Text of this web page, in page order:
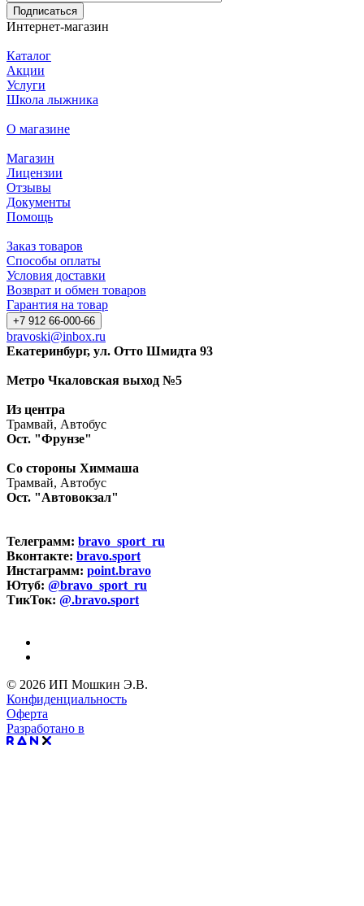
Подписаться
Интернет-магазин
Каталог
Акции
Услуги
Школа лыжника
О магазине
Магазин
Лицензии
Отзывы
Документы
Помощь
Заказ товаров
Способы оплаты
Условия доставки
Возврат и обмен товаров
Гарантия на товар
+7 912 66-000-66
bravoski@inbox.ru
Екатеринбург, ул. Отто Шмидта 93
Метро Чкаловская выход №5
Из центра
Трамвай, Автобус
Ост. "Фрунзе"
Со стороны Химмаша
Трамвай, Автобус
Ост. "Автовокзал"
Телеграмм: bravo_sport_ru
Вконтакте: bravo.sport
Инстаграмм: point.bravo
Ютуб: @bravo_sport_ru
ТикТок: @.bravo.sport
© 2026 ИП Мошкин Э.В.
Конфиденциальность
Оферта
Разработано в